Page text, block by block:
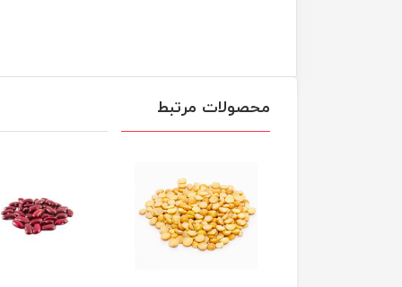
محصولات مرتبط